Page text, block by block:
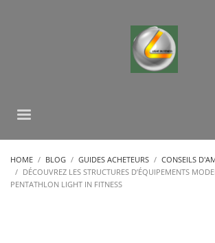
HOME BLOG GUIDES ACHETEURS
CONSEILS
DÉCOUVREZ LES STRUCTURES D’ÉQUIPEMENTS
PENTATHLON LIGHT IN FITNESS